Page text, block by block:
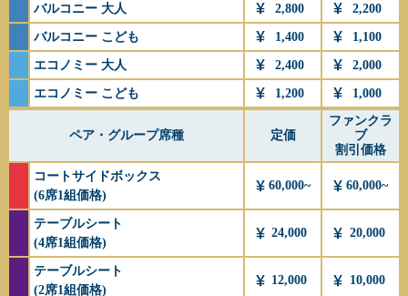
バルコニー 大人 2,800 2,200
バルコニー こども 1,400 1,100
エコノミー 大人 2,400 2,000
エコノミー こども 1,200 1,000
ペア・グループ席種 定価
ファンクラ
ブ
割引価格
コートサイドボックス
(6席1組価格)
60,000~ 60,000~
テーブルシート
(4席1組価格)
24,000 20,000
テーブルシート
(2席1組価格)
12,000 10,000